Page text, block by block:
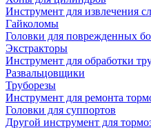
Инструмент для извлечения
Гайколомы
Головки для поврежденных
Экстракторы
Инструмент для обработки
Развальцовщики
Труборезы
Инструмент для ремонта
Головки для суппортов
Другой инструмент для